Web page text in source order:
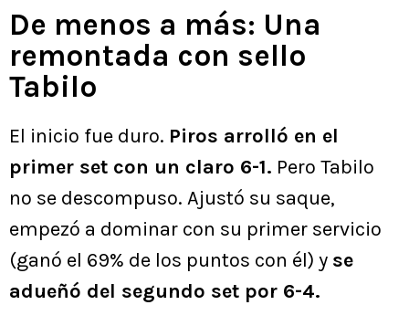
De menos a más: Una
remontada con sello
Tabilo
El inicio fue duro. Piros arrolló en el
primer set con un claro 6-1. Pero Tabilo
no se descompuso. Ajustó su saque,
empezó a dominar con su primer servicio
(ganó el 69% de los puntos con él) y se
adueñó del segundo set por 6-4.